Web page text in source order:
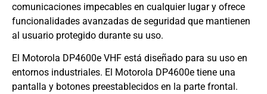
comunicaciones impecables en cualquier lugar y ofrece
funcionalidades avanzadas de seguridad que mantienen
al usuario protegido durante su uso.
El Motorola DP4600e VHF está diseñado para su uso en
entornos industriales. El Motorola DP4600e tiene una
pantalla y botones preestablecidos en la parte frontal.